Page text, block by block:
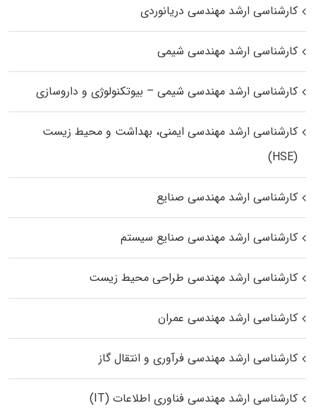
کارشناسی ارشد مهندسی دریانوردی
کارشناسی ارشد مهندسی شیمی
کارشناسی ارشد مهندسی شیمی – بیوتکنولوژی و داروسازی
کارشناسی ارشد مهندسی ایمنی، بهداشت و محیط زیست
(HSE)
کارشناسی ارشد مهندسی صنایع
کارشناسی ارشد مهندسی صنایع سیستم
کارشناسی ارشد مهندسی طراحی محیط زیست
کارشناسی ارشد مهندسی عمران
کارشناسی ارشد مهندسی فرآوری و انتقال گاز
کارشناسی ارشد مهندسی فناوری اطلاعات (IT)